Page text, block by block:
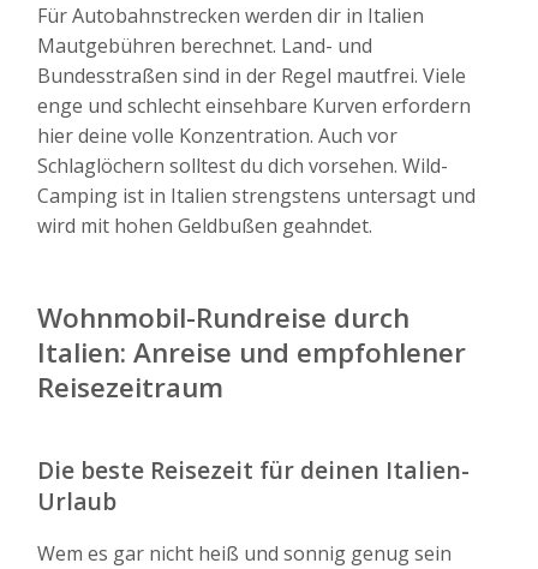
Für Autobahnstrecken werden dir in Italien
Mautgebühren berechnet. Land- und
Bundesstraßen sind in der Regel mautfrei. Viele
enge und schlecht einsehbare Kurven erfordern
hier deine volle Konzentration. Auch vor
Schlaglöchern solltest du dich vorsehen. Wild-
Camping ist in Italien strengstens untersagt und
wird mit hohen Geldbußen geahndet.
Wohnmobil-Rundreise durch
Italien: Anreise und empfohlener
Reisezeitraum
Die beste Reisezeit für deinen Italien-
Urlaub
Wem es gar nicht heiß und sonnig genug sein